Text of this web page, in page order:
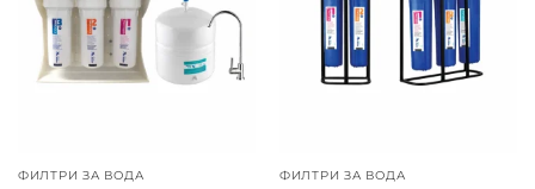
Каде да купам филтри за вода по
најдобра цена?
ФИЛТРИ ЗА ВОДА ФИЛТРИ ЗА ВОДА